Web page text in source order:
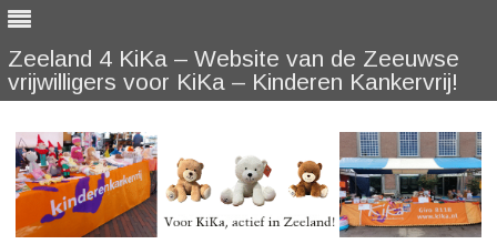
Zeeland 4 KiKa – Website van de Zeeuwse
vrijwilligers voor KiKa – Kinderen Kankervrij!